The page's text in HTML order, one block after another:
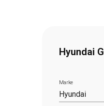
Hyundai
Marke
Hyundai